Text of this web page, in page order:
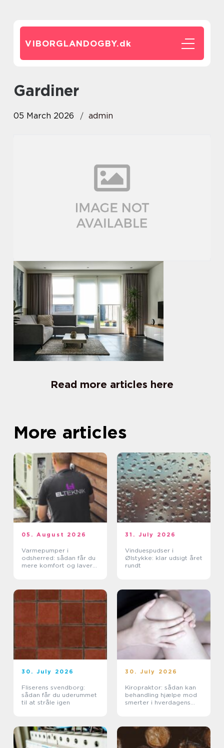
VIBORGLANDOGBY.dk
gardiner
05 March 2026 admin
Read more articles here
More articles
05. August 2026
Varmepumper i
odsherred: sådan får du
mere komfort og lavere
31. July 2026
Vinduespudser i
Ølstykke: klar udsigt året
rundt
30. July 2026
Fliserens svendborg:
sådan får du uderummet
til at stråle igen
30. July 2026
Kiropraktor: sådan kan
behandling hjælpe mod
smerter i hverdagens